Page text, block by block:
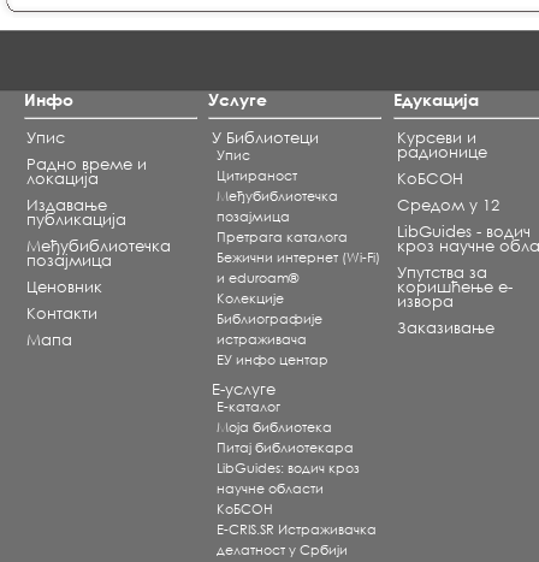
Инфо
Упис
Радно време и
локација
Издавање
публикација
Међубиблиотечка
позајмица
Ценовник
Контакти
Мапа
Услуге
У Библиотеци
Упис
Цитираност
Међубиблиотечка
позајмица
Претрага каталога
Бежични интернет (Wi-Fi)
и eduroam®
Koлекције
Библиографије
истраживача
ЕУ инфо центар
Е-услуге
Е-каталог
Моја библиотека
Питај библиотекара
LibGuides: водич кроз
научне области
КоБСОН
E-CRIS.SR Истраживачка
делатност у Србији
Едукација
Курсеви и
радионице
КоБСОН
Средом у 12
LibGuides - водич
кроз научне
Упутства за
коришћење е-
извора
Заказивање